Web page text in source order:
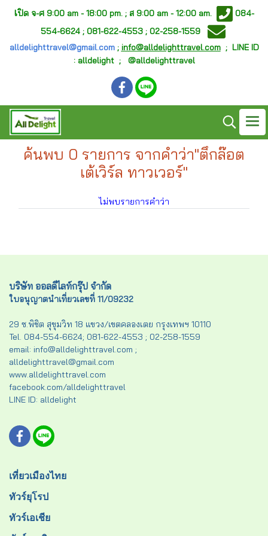
เปิด จ-ศ 9:00 am - 18:00 pm. ; ส 9:00 am - 12:00 am.
084-
554-6624 ; 081-622-4553 ; 02-258-1559
alldelighttravel@gmail.com; info@alldelighttravel.com; LINE ID
: alldelight ; @alldelighttravel
ค้นพบ 0 รายการ จากคำว่า"ตึกล๊อต
เต้เวิร์ล ทาวเวอร์"
ไม่พบรายการคำว่า
บริษัท ออลดีไลท์กรุ๊ป จำกัด
ใบอนุญาตนำเที่ยวเลขที่ 11/09232
29 ซ.พิชิต สุขุมวิท 18 แขวง/เขตคลองเตย กรุงเทพฯ 10110
Tel. 084-554-6624; 081-622-4553 ; 02-258-1559
email: info@alldelighttravel.com ;
alldelighttravel@gmail.com
www.alldelighttravel.com
facebook.com/alldelighttravel
LINE ID: alldelight
เที่ยวเมืองไทย
ทัวร์ยุโรป
ทัวร์เอเชีย